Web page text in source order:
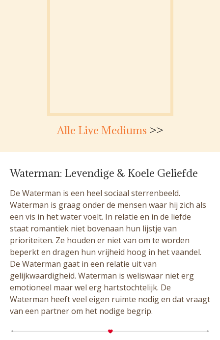
Alle Live Mediums >>
Waterman: Levendige & Koele Geliefde
De Waterman is een heel sociaal sterrenbeeld.
Waterman is graag onder de mensen waar hij zich als
een vis in het water voelt. In relatie en in de liefde
staat romantiek niet bovenaan hun lijstje van
prioriteiten. Ze houden er niet van om te worden
beperkt en dragen hun vrijheid hoog in het vaandel.
De Waterman gaat in een relatie uit van
gelijkwaardigheid. Waterman is weliswaar niet erg
emotioneel maar wel erg hartstochtelijk. De
Waterman heeft veel eigen ruimte nodig en dat vraagt
van een partner om het nodige begrip.